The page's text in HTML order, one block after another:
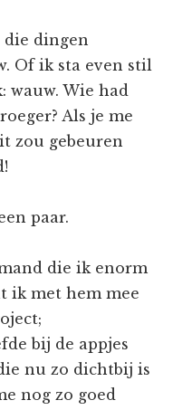
die dingen
Of ik sta even stil
wauw. Wie had
Als je me
zou gebeuren
paar.
die ik enorm
ik met hem mee
bij de appjes
nu zo dichtbij is
nog zo goed